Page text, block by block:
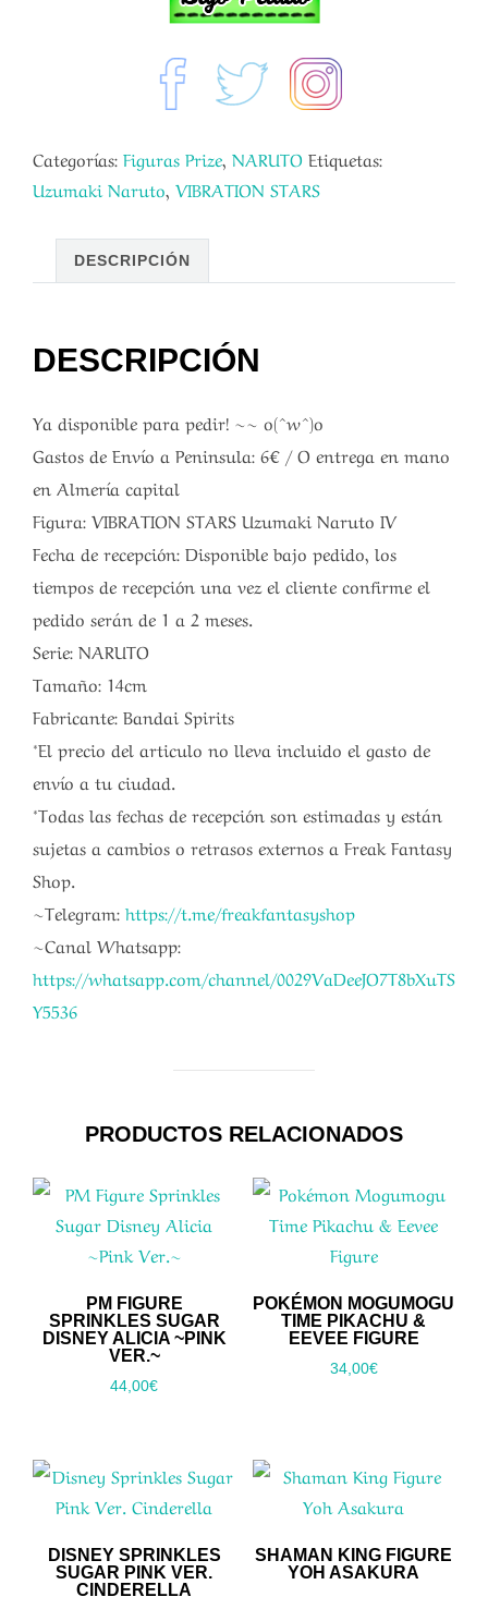
Categorías: Figuras Prize NARUTO Etiquetas:
Uzumaki Naruto VIBRATION STARS
DESCRIPCIÓN
DESCRIPCIÓN
Ya disponible para pedir! ~~ o(^w^)o
Gastos de Envío a Peninsula: 6€ / O entrega en mano
en Almería capital
Figura: VIBRATION STARS Uzumaki Naruto IV
Fecha de recepción: Disponible bajo pedido, los
tiempos de recepción una vez el cliente confirme el
pedido serán de 1 a 2 meses.
Serie: NARUTO
Tamaño: 14cm
Fabricante: Bandai Spirits
*El precio del articulo no lleva incluido el gasto de
envío a tu ciudad.
*Todas las fechas de recepción son estimadas y están
sujetas a cambios o retrasos externos a Freak Fantasy
Shop.
~Telegram: https://t.me/freakfantasyshop
~Canal Whatsapp:
https://whatsapp.com/channel/0029VaDeeJO7T8bXuTS
Y5536
PRODUCTOS RELACIONADOS
PM FIGURE
SPRINKLES SUGAR
DISNEY ALICIA ~PINK
VER.~
44,00€
POKÉMON MOGUMOGU
TIME PIKACHU &
EEVEE FIGURE
34,00€
DISNEY SPRINKLES
SUGAR PINK VER.
CINDERELLA
SHAMAN KING FIGURE
YOH ASAKURA